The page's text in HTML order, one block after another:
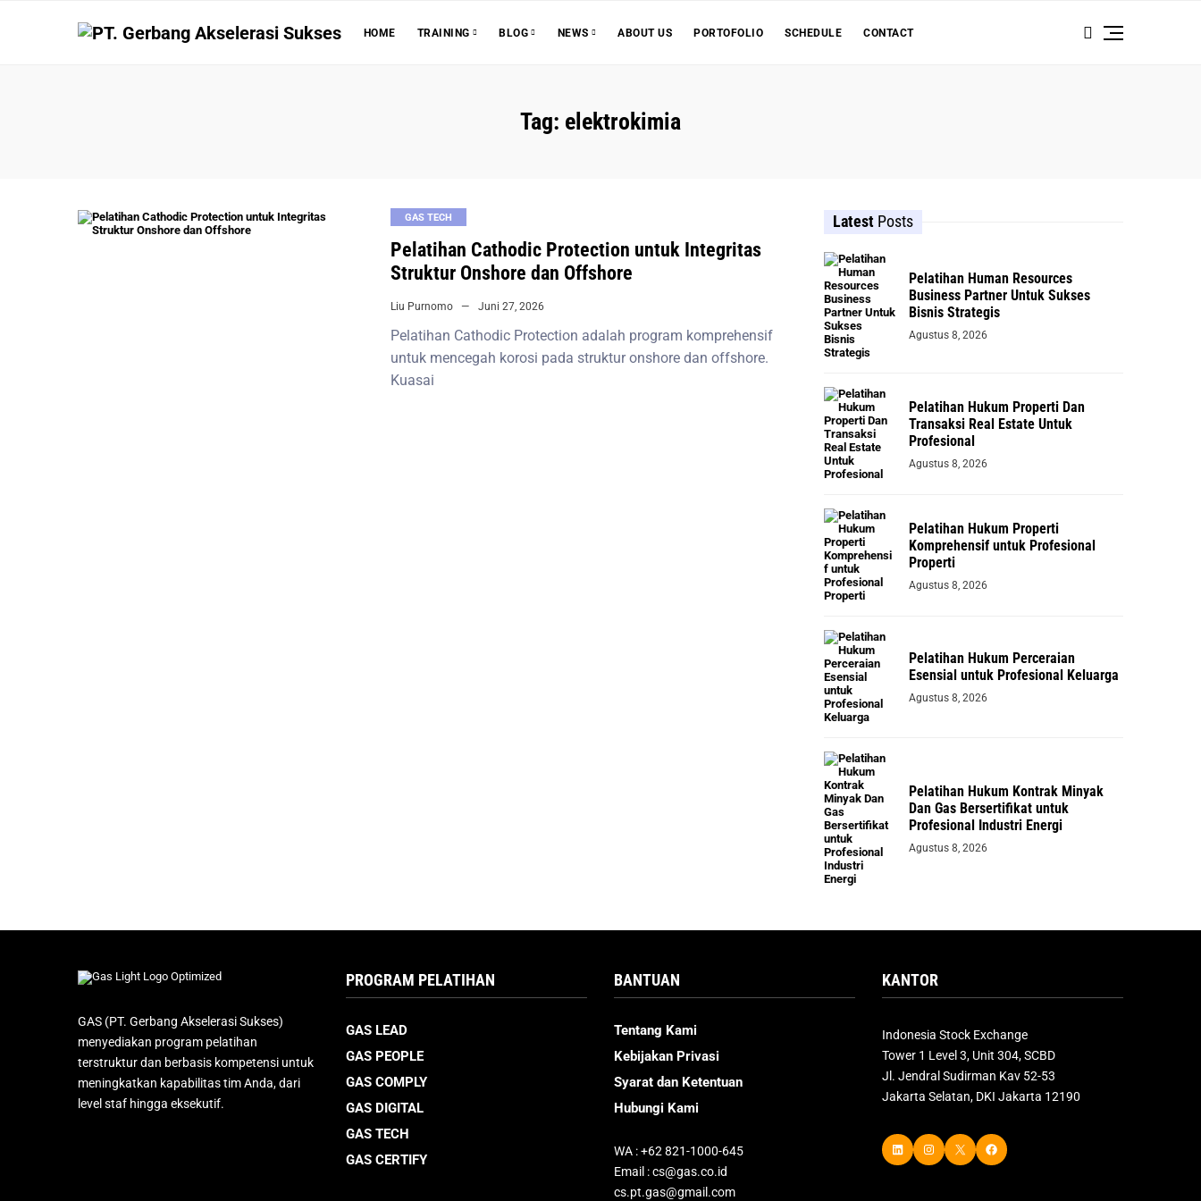
HOME TRAINING BLOG NEWS ABOUT US PORTOFOLIO SCHEDULE CONTACT
Tag: elektrokimia
GAS TECH
Pelatihan Cathodic Protection untuk Integritas
Struktur Onshore dan Offshore
Liu Purnomo Juni 27, 2026
Pelatihan Cathodic Protection adalah program komprehensif
untuk mencegah korosi pada struktur onshore dan offshore.
Kuasai
Latest Posts
Pelatihan Human Resources
Business Partner Untuk Sukses
Bisnis Strategis
Agustus 8, 2026
Pelatihan Hukum Properti Dan
Transaksi Real Estate Untuk
Profesional
Agustus 8, 2026
Pelatihan Hukum Properti
Komprehensif untuk Profesional
Properti
Agustus 8, 2026
Pelatihan Hukum Perceraian
Esensial untuk Profesional Keluarga
Agustus 8, 2026
Pelatihan Hukum Kontrak Minyak
Dan Gas Bersertifikat untuk
Profesional Industri Energi
Agustus 8, 2026
GAS (PT. Gerbang Akselerasi Sukses)
menyediakan program pelatihan
terstruktur dan berbasis kompetensi untuk
meningkatkan kapabilitas tim Anda, dari
level staf hingga eksekutif.
PROGRAM PELATIHAN
GAS LEAD
GAS PEOPLE
GAS COMPLY
GAS DIGITAL
GAS TECH
GAS CERTIFY
BANTUAN
Tentang Kami
Kebijakan Privasi
Syarat dan Ketentuan
Hubungi Kami
WA : +62 821-1000-645
Email : cs@gas.co.id
cs.pt.gas@gmail.com
KANTOR
Indonesia Stock Exchange
Tower 1 Level 3, Unit 304, SCBD
Jl. Jendral Sudirman Kav 52-53
Jakarta Selatan, DKI Jakarta 12190
LinkedIn Instagram X Facebook